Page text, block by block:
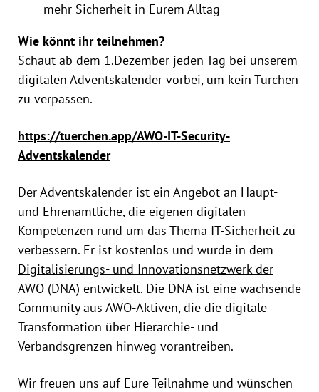
mehr Sicherheit in Eurem Alltag
Wie könnt ihr teilnehmen?
Schaut ab dem 1.Dezember jeden Tag bei unserem
digitalen Adventskalender vorbei, um kein Türchen
zu verpassen.
https://tuerchen.app/AWO-IT-Security-
Adventskalender
Der Adventskalender ist ein Angebot an Haupt-
und Ehrenamtliche, die eigenen digitalen
Kompetenzen rund um das Thema IT-Sicherheit zu
verbessern. Er ist kostenlos und wurde in dem
Digitalisierungs- und Innovationsnetzwerk der
AWO (DNA) entwickelt. Die DNA ist eine wachsende
Community aus AWO-Aktiven, die die digitale
Transformation über Hierarchie- und
Verbandsgrenzen hinweg vorantreiben.
Wir freuen uns auf Eure Teilnahme und wünschen